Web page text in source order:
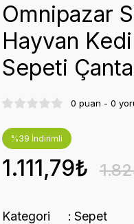
Omnipazar
Hayvan
Sepeti
0 puan - 0
%39 İndirimli
1.111,79₺
Kategori
Sepet